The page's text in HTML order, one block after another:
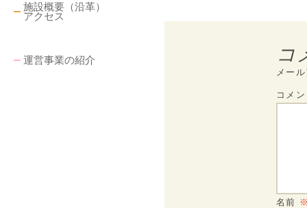
施設概要（沿革）
アクセス
運営事業の紹介 コ
メー
コメ
名前